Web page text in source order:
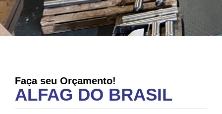
Faça seu Orçamento!
ALFAG DO BRASIL